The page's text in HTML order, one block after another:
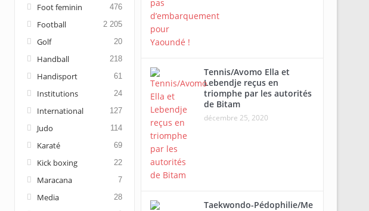
Foot feminin 476
Football 2 205
Golf 20
Handball 218
Handisport 61
Institutions 24
International 127
Judo 114
Karaté 69
Kick boxing 22
Maracana 7
Media 28
Tennis/Avomo Ella et
Lebendje reçus en
triomphe par les autorités
de Bitam
décembre 25, 2020
Taekwondo-Pédophilie/Me